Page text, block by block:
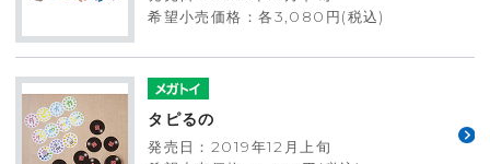
希望小売価格：各3,080円(税込)
タピるの
発売日：2019年12月上旬